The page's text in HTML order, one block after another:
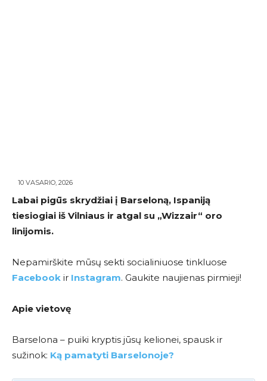
10 VASARIO, 2026
Labai pigūs skrydžiai į Barseloną, Ispaniją
tiesiogiai iš Vilniaus ir atgal su „Wizzair“ oro
linijomis.
Nepamirškite mūsų sekti socialiniuose tinkluose
Facebook ir Instagram. Gaukite naujienas pirmieji!
Apie vietovę
Barselona – puiki kryptis jūsų kelionei, spausk ir
sužinok: Ką pamatyti Barselonoje?